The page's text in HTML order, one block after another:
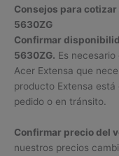
Consejos para
5630ZG
Confirmar
5630ZG. Es
Acer Extensa que
producto Extensa
pedido o en tránsito.
Confirmar precio del
nuestros precios